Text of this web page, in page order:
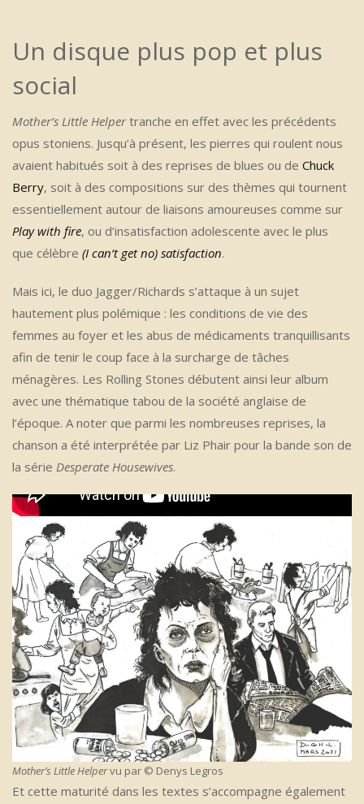
Un disque plus pop et plus
social
Mother’s Little Helpertranche en effet avec les précédents
opus stoniens. Jusqu’à présent, les pierres qui roulent nous
avaient habitués soit à des reprises de blues ou de Chuck
Berry, soit à des compositions sur des thèmes qui tournent
essentiellement autour de liaisons amoureuses comme sur
Play with fire, ou d’insatisfaction adolescente avec le plus
que célèbre (I can’t get no) satisfaction.
Mais ici, le duo Jagger/Richards s’attaque à un sujet
hautement plus polémique : les conditions de vie des
femmes au foyer et les abus de médicaments tranquillisants
afin de tenir le coup face à la surcharge de tâches
ménagères. Les Rolling Stones débutent ainsi leur album
avec une thématique tabou de la société anglaise de
l’époque. A noter que parmi les nombreuses reprises, la
chanson a été interprétée par Liz Phair pour la bande son de
la série Desperate Housewives.
Mother’s Little Helpervu par © Denys Legros
Et cette maturité dans les textes s’accompagne également